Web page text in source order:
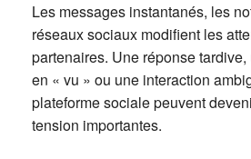
Les messages instantanés, les
réseaux sociaux modifient les
partenaires. Une réponse
en « vu » ou une interaction
plateforme sociale peuvent
tension importantes.